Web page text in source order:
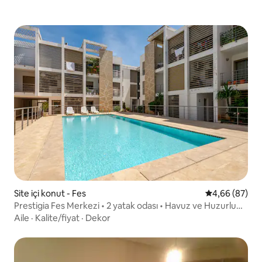
Site içi konut - Fes 5 üzerinden
4,66 (87)
Prestigia Fes Merkezi • 2 yatak odası • Havuz ve Huzurlu
Konaklama
Aile · Kalite/fiyat · Dekor